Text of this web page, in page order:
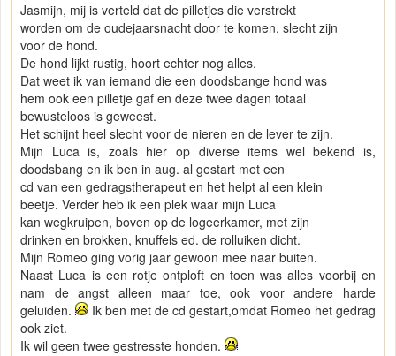
Jasmijn, mij is verteld dat de pilletjes die verstrekt
worden om de oudejaarsnacht door te komen, slecht zijn
voor de hond.
De hond lijkt rustig, hoort echter nog alles.
Dat weet ik van iemand die een doodsbange hond was
hem ook een pilletje gaf en deze twee dagen totaal
bewusteloos is geweest.
Het schijnt heel slecht voor de nieren en de lever te zijn.
Mijn Luca is, zoals hier op diverse items wel bekend is,
doodsbang en ik ben in aug. al gestart met een
cd van een gedragstherapeut en het helpt al een klein
beetje. Verder heb ik een plek waar mijn Luca
kan wegkruipen, boven op de logeerkamer, met zijn
drinken en brokken, knuffels ed. de rolluiken dicht.
Mijn Romeo ging vorig jaar gewoon mee naar buiten.
Naast Luca is een rotje ontploft en toen was alles voorbij en
nam de angst alleen maar toe, ook voor andere harde
geluiden.
Ik ben met de cd gestart,omdat Romeo het gedrag
ook ziet.
Ik wil geen twee gestresste honden.